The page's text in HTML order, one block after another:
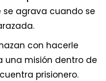
se agrava cuando se
con hacerle
una misión dentro de
prisionero.